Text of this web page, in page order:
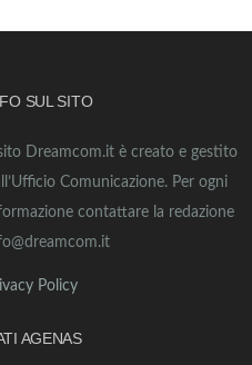
SUL SITO
sito Dreamcom.it è creato e gestito
Comunicazione. Per ogni
contattare la redazione
Policy
AGENAS